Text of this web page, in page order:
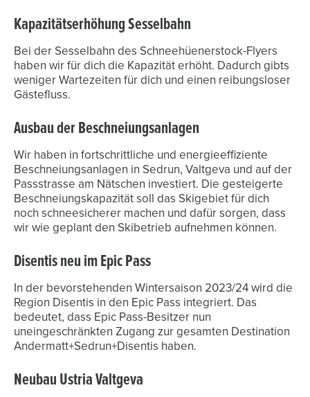
Kapazitätserhöhung Sesselbahn
Bei der Sesselbahn des Schneehüenerstock-Flyers
haben wir für dich die Kapazität erhöht. Dadurch gibts
weniger Wartezeiten für dich und einen reibungsloser
Gästefluss.
Ausbau der Beschneiungsanlagen
Wir haben in fortschrittliche und energieeffiziente
Beschneiungsanlagen in Sedrun, Valtgeva und auf der
Passstrasse am Nätschen investiert. Die gesteigerte
Beschneiungskapazität soll das Skigebiet für dich
noch schneesicherer machen und dafür sorgen, dass
wir wie geplant den Skibetrieb aufnehmen können.
Disentis neu im Epic Pass
In der bevorstehenden Wintersaison 2023/24 wird die
Region Disentis in den Epic Pass integriert. Das
bedeutet, dass Epic Pass-Besitzer nun
uneingeschränkten Zugang zur gesamten Destination
Andermatt+Sedrun+Disentis haben.
Neubau Ustria Valtgeva